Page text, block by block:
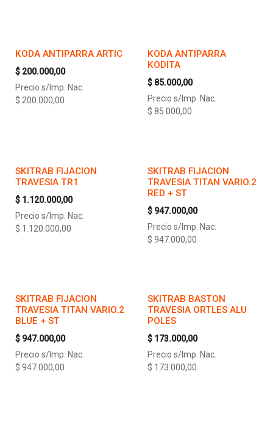
KODA ANTIPARRA ARTIC
$ 200.000,00
Precio s/Imp. Nac.
$ 200.000,00
KODA ANTIPARRA
KODITA
$ 85.000,00
Precio s/Imp. Nac.
$ 85.000,00
SKITRAB FIJACION
TRAVESIA TR1
$ 1.120.000,00
Precio s/Imp. Nac.
$ 1.120.000,00
SKITRAB FIJACION
TRAVESIA TITAN VARIO.2
RED + ST
$ 947.000,00
Precio s/Imp. Nac.
$ 947.000,00
SKITRAB FIJACION
TRAVESIA TITAN VARIO.2
BLUE + ST
$ 947.000,00
Precio s/Imp. Nac.
$ 947.000,00
SKITRAB BASTON
TRAVESIA ORTLES ALU
POLES
$ 173.000,00
Precio s/Imp. Nac.
$ 173.000,00